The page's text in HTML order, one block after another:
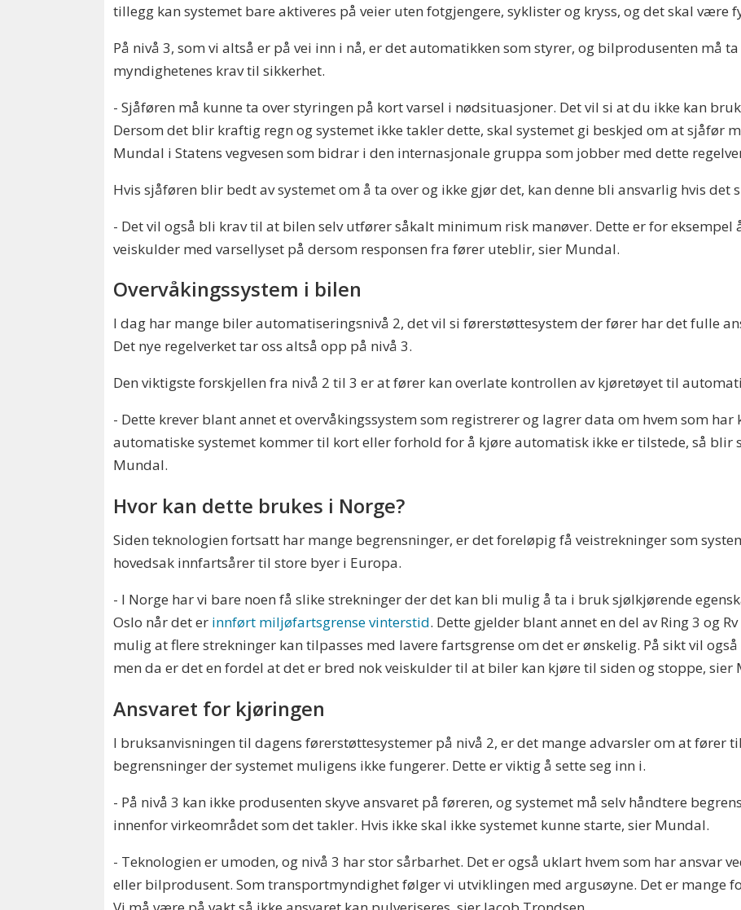
tillegg kan systemet bare aktiveres på veier uten fotgjengere, syklister og kryss, og det skal være
På nivå 3, som vi altså er på vei inn i nå, er det automatikken som styrer, og bilprodusenten må
myndighetenes krav til sikkerhet.
- Sjåføren må kunne ta over styringen på kort varsel i nødsituasjoner. Det vil si at du ikke kan
Dersom det blir kraftig regn og systemet ikke takler dette, skal systemet gi beskjed om at sjåfør
Mundal i Statens vegvesen som bidrar i den internasjonale gruppa som jobber med dette
Hvis sjåføren blir bedt av systemet om å ta over og ikke gjør det, kan denne bli ansvarlig hvis det
- Det vil også bli krav til at bilen selv utfører såkalt minimum risk manøver. Dette er for eksempel
veiskulder med varsellyset på dersom responsen fra fører uteblir, sier Mundal.
Overvåkingssystem i bilen
I dag har mange biler automatiseringsnivå 2, det vil si førerstøttesystem der fører har det fulle
Det nye regelverket tar oss altså opp på nivå 3.
Den viktigste forskjellen fra nivå 2 til 3 er at fører kan overlate kontrollen av kjøretøyet til
- Dette krever blant annet et overvåkingssystem som registrerer og lagrer data om hvem som
automatiske systemet kommer til kort eller forhold for å kjøre automatisk ikke er tilstede, så blir
Mundal.
Hvor kan dette brukes i Norge?
Siden teknologien fortsatt har mange begrensninger, er det foreløpig få veistrekninger som
hovedsak innfartsårer til store byer i Europa.
- I Norge har vi bare noen få slike strekninger der det kan bli mulig å ta i bruk sjølkjørende
Oslo når det er innført miljøfartsgrense vinterstid. Dette gjelder blant annet en del av Ring 3 og
mulig at flere strekninger kan tilpasses med lavere fartsgrense om det er ønskelig. På sikt vil
men da er det en fordel at det er bred nok veiskulder til at biler kan kjøre til siden og stoppe, sier
Ansvaret for kjøringen
I bruksanvisningen til dagens førerstøttesystemer på nivå 2, er det mange advarsler om at fører
begrensninger der systemet muligens ikke fungerer. Dette er viktig å sette seg inn i.
- På nivå 3 kan ikke produsenten skyve ansvaret på føreren, og systemet må selv håndtere
innenfor virkeområdet som det takler. Hvis ikke skal ikke systemet kunne starte, sier Mundal.
- Teknologien er umoden, og nivå 3 har stor sårbarhet. Det er også uklart hvem som har ansvar
eller bilprodusent. Som transportmyndighet følger vi utviklingen med argusøyne. Det er mange